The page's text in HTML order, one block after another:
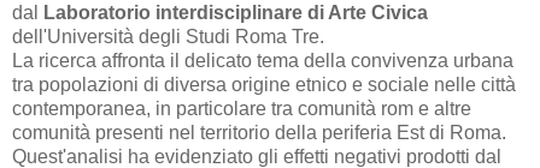
dal
Laboratorio interdisciplinare di Arte Civica
dell'Università degli Studi Roma Tre.
La ricerca affronta il delicato tema della convivenza urbana
tra popolazioni di diversa origine etnico e sociale nelle città
contemporanea, in particolare tra comunità rom e altre
comunità presenti nel territorio della periferia Est di Roma.
Quest'analisi ha evidenziato gli effetti negativi prodotti dal